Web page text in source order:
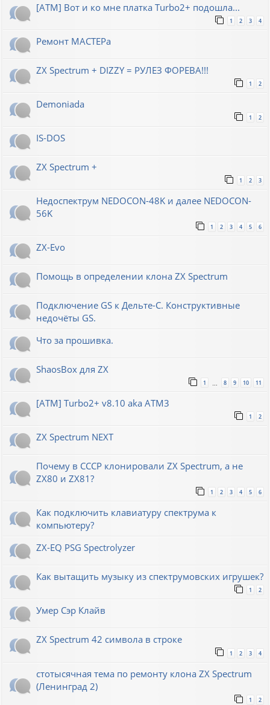
[ATM] Вот и ко мне платка Turbo2+ подошла...
1 2 3 4
Ремонт МАСТЕРа
ZX Spectrum + DIZZY = РУЛЕЗ ФОРЕВА!!!
1 2
Demoniada
1 2
IS-DOS
ZX Spectrum +
1 2 3
Недоспектрум NEDOCON-48K и далее NEDOCON-
56K
1 2 3 4 5 6
ZX-Evo
Помощь в определении клона ZX Spectrum
Подключение GS к Дельте-С. Конструктивные
недочёты GS.
Что за прошивка.
ShaosBox для ZX
1 … 8 9 10 11
[ATM] Turbo2+ v8.10 aka ATM3
1 2
ZX Spectrum NEXT
Почему в СССР клонировали ZX Spectrum, а не
ZX80 и ZX81?
1 2 3 4 5 6
Как подключить клавиатуру спектрума к
компьютеру?
ZX-EQ PSG Spectrolyzer
Как вытащить музыку из спектрумовских игрушек?
1 2
Умер Сэр Клайв
ZX Spectrum 42 символа в строке
1 2 3 4
стотысячная тема по ремонту клона ZX Spectrum
(Ленинград 2)
1 2